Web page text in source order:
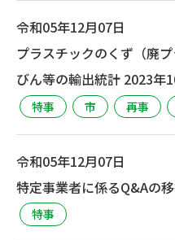
令和05年12月07日
プラスチックのくず（廃
びん等の輸出統計 2023年
特事 市 再事
令和05年12月07日
特定事業者に係るQ&Aの
特事